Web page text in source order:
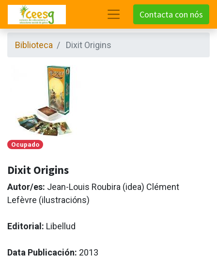
Contacta con nós
Biblioteca Dixit Origins
Ocupado
Dixit Origins
Autor/es: Jean-Louis Roubira (idea) Clément
Lefèvre (ilustracións)
Editorial: Libellud
Data Publicación: 2013